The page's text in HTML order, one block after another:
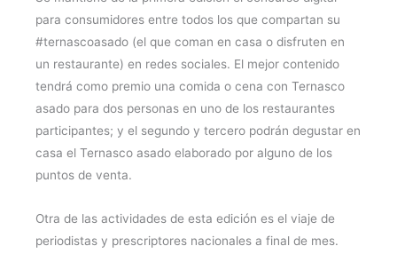
para consumidores entre todos los que compartan su
#ternascoasado (el que coman en casa o disfruten en
un restaurante) en redes sociales. El mejor contenido
tendrá como premio una comida o cena con Ternasco
asado para dos personas en uno de los restaurantes
participantes; y el segundo y tercero podrán degustar en
casa el Ternasco asado elaborado por alguno de los
puntos de venta.
Otra de las actividades de esta edición es el viaje de
periodistas y prescriptores nacionales a final de mes.